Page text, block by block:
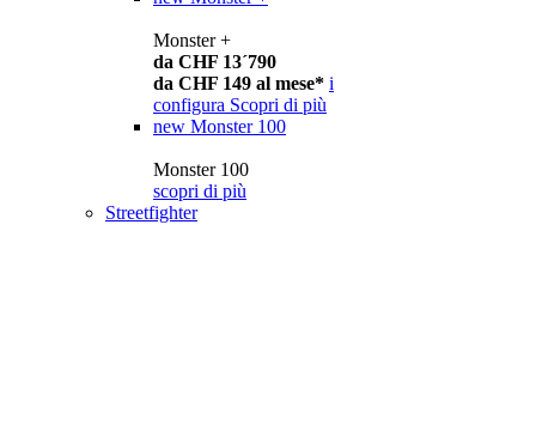
Monster +
da CHF 13´790
da CHF 149 al mese* i
configura Scopri di più
new Monster 100
Monster 100
scopri di più
Streetfighter